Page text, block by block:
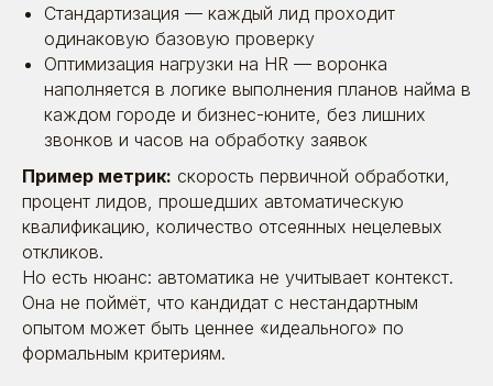
Стандартизация — каждый лид проходит
одинаковую базовую проверку
Оптимизация нагрузки на HR — воронка
наполняется в логике выполнения планов найма в
каждом городе и бизнес-юните, без лишних
звонков и часов на обработку заявок
Пример метрик: скорость первичной обработки,
процент лидов, прошедших автоматическую
квалификацию, количество отсеянных нецелевых
откликов.
Но есть нюанс: автоматика не учитывает контекст.
Она не поймёт, что кандидат с нестандартным
опытом может быть ценнее «идеального» по
формальным критериям.